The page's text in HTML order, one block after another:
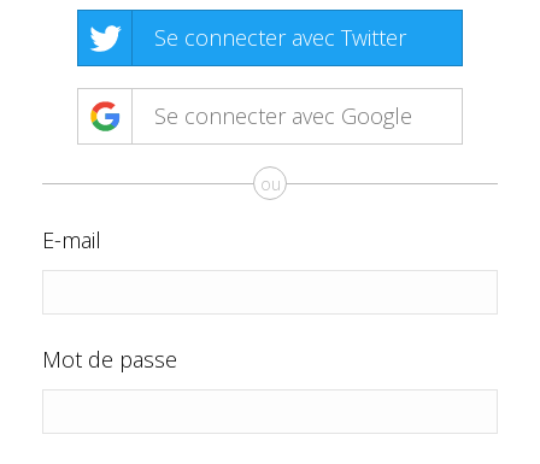
Se connecter avec Twitter
Se connecter avec Google
ou
E-mail
Mot de passe